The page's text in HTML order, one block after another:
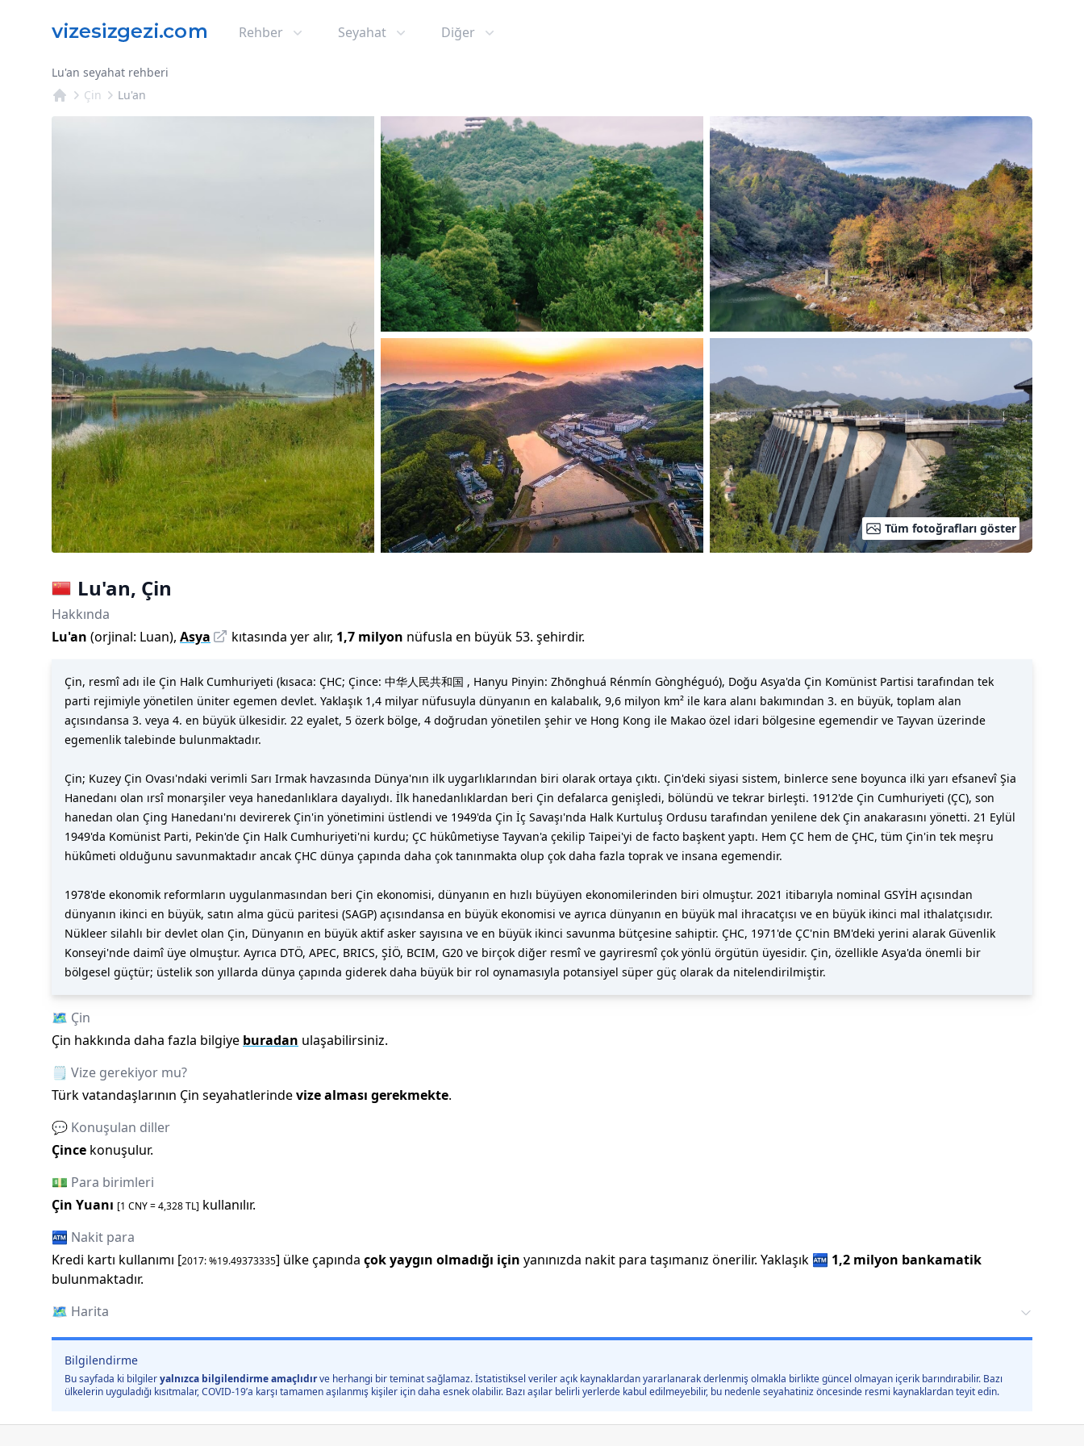
Rehber Seyahat Diğer
Lu'an seyahat rehberi
Çin
Lu'an
Tüm fotoğrafları göster
Lu'an, Çin
Hakkında
Lu'an (orjinal: Luan), Asya kıtasında yer alır, 1,7 milyon nüfusla en büyük 53. şehirdir.
Çin, resmî adı ile Çin Halk Cumhuriyeti (kısaca: ÇHC; Çince: 中华人民共和国 , Hanyu Pinyin: Zhōnghuá Rénmín Gònghéguó), Doğu Asya'da Çin Komünist Partisi tarafından tek
parti rejimiyle yönetilen üniter egemen devlet. Yaklaşık 1,4 milyar nüfusuyla dünyanın en kalabalık, 9,6 milyon km² ile kara alanı bakımından 3. en büyük, toplam alan
açısındansa 3. veya 4. en büyük ülkesidir. 22 eyalet, 5 özerk bölge, 4 doğrudan yönetilen şehir ve Hong Kong ile Makao özel idari bölgesine egemendir ve Tayvan üzerinde
egemenlik talebinde bulunmaktadır.
Çin; Kuzey Çin Ovası'ndaki verimli Sarı Irmak havzasında Dünya'nın ilk uygarlıklarından biri olarak ortaya çıktı. Çin'deki siyasi sistem, binlerce sene boyunca ilki yarı efsanevî Şia
Hanedanı olan ırsî monarşiler veya hanedanlıklara dayalıydı. İlk hanedanlıklardan beri Çin defalarca genişledi, bölündü ve tekrar birleşti. 1912'de Çin Cumhuriyeti (ÇC), son
hanedan olan Çing Hanedanı'nı devirerek Çin'in yönetimini üstlendi ve 1949'da Çin İç Savaşı'nda Halk Kurtuluş Ordusu tarafından yenilene dek Çin anakarasını yönetti. 21 Eylül
1949'da Komünist Parti, Pekin'de Çin Halk Cumhuriyeti'ni kurdu; ÇC hükûmetiyse Tayvan'a çekilip Taipei'yi de facto başkent yaptı. Hem ÇC hem de ÇHC, tüm Çin'in tek meşru
hükûmeti olduğunu savunmaktadır ancak ÇHC dünya çapında daha çok tanınmakta olup çok daha fazla toprak ve insana egemendir.
1978'de ekonomik reformların uygulanmasından beri Çin ekonomisi, dünyanın en hızlı büyüyen ekonomilerinden biri olmuştur. 2021 itibarıyla nominal GSYİH açısından
dünyanın ikinci en büyük, satın alma gücü paritesi (SAGP) açısındansa en büyük ekonomisi ve ayrıca dünyanın en büyük mal ihracatçısı ve en büyük ikinci mal ithalatçısıdır.
Nükleer silahlı bir devlet olan Çin, Dünyanın en büyük aktif asker sayısına ve en büyük ikinci savunma bütçesine sahiptir. ÇHC, 1971'de ÇC'nin BM'deki yerini alarak Güvenlik
Konseyi'nde daimî üye olmuştur. Ayrıca DTÖ, APEC, BRICS, ŞİÖ, BCIM, G20 ve birçok diğer resmî ve gayriresmî çok yönlü örgütün üyesidir. Çin, özellikle Asya'da önemli bir
bölgesel güçtür; üstelik son yıllarda dünya çapında giderek daha büyük bir rol oynamasıyla potansiyel süper güç olarak da nitelendirilmiştir.
🗺️ Çin
Çin hakkında daha fazla bilgiye buradan ulaşabilirsiniz.
🗒️ Vize gerekiyor mu?
Türk vatandaşlarının Çin seyahatlerindevize alması gerekmekte.
💬 Konuşulan diller
Çince konuşulur.
💵 Para birimleri
Çin Yuanı [1 CNY=4,328TL] kullanılır.
🏧 Nakit para
Kredi kartı kullanımı [2017: %19.49373335] ülke çapında çok yaygın olmadığı için yanınızda nakit para taşımanız önerilir. Yaklaşık 🏧 1,2 milyon bankamatik
bulunmaktadır.
🗺️ Harita
Bilgilendirme
Bu sayfada ki bilgileryalnızca bilgilendirme amaçlıdırve herhangi bir teminat sağlamaz. İstatistiksel veriler açık kaynaklardan yararlanarak derlenmiş olmakla birlikte güncel olmayan içerik barındırabilir. Bazı
ülkelerin uyguladığı kısıtmalar, COVID-19’a karşı tamamen aşılanmış kişiler için daha esnek olabilir. Bazı aşılar belirli yerlerde kabul edilmeyebilir, bu nedenle seyahatiniz öncesinde resmi kaynaklardan teyit edin.